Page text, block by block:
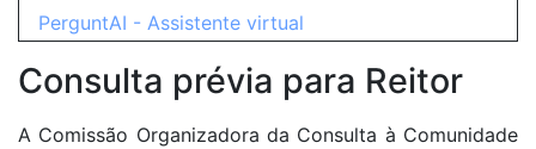
Consulta prévia para Reitor
A Comissão Organizadora da Consulta à Comunidade
PerguntAI - Assistente virtual